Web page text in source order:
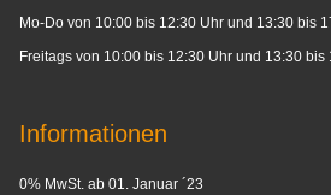
Mo-Do von 10:00 bis 12:30 Uhr und 13:30 bis
Freitags von 10:00 bis 12:30 Uhr und 13:30 bis
Informationen
0% MwSt. ab 01. Januar ´23